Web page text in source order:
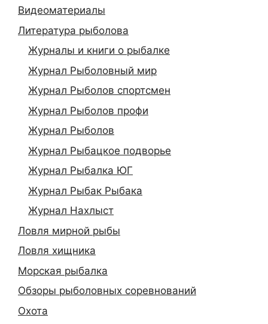
Видеоматериалы
Литература рыболова
Журналы и книги о рыбалке
Журнал Рыболовный мир
Журнал Рыболов спортсмен
Журнал Рыболов профи
Журнал Рыболов
Журнал Рыбацкое подворье
Журнал Рыбалка ЮГ
Журнал Рыбак Рыбака
Журнал Нахлыст
Ловля мирной рыбы
Ловля хищника
Морская рыбалка
Обзоры рыболовных соревнований
Охота